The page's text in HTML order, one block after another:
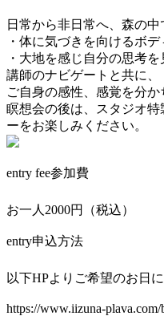
日常から非日常へ、森の
・体に気づきを向けるボ
・大地を感じ自分の思考
講師のナビゲートと共に、
ご自身の感性、感覚を分か
瞑想会の後は、スタジオ
ーをお楽しみください。
entry fee参加費
お一人2000円（税込）
entry申込方法
以下HPよりご希望のお日
https://www.iizuna-plava.com/